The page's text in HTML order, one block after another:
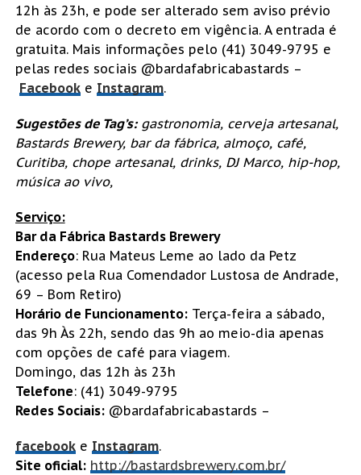
12h às 23h, e pode ser alterado sem aviso prévio
de acordo com o decreto em vigência. A entrada é
gratuita. Mais informações pelo (41) 3049-9795 e
pelas redes sociais @bardafabricabastards –
Facebooke Instagram.
Sugestões de Tag’s:gastronomia, cerveja artesanal,
Bastards Brewery, bar da fábrica, almoço, café,
Curitiba, chope artesanal, drinks, DJ Marco, hip-hop,
música ao vivo,
Serviço:
Bar da Fábrica Bastards Brewery
Endereço: Rua Mateus Leme ao lado da Petz
(acesso pela Rua Comendador Lustosa de Andrade,
69 – Bom Retiro)
Horário de Funcionamento:Terça-feira a sábado,
das 9h Às 22h, sendo das 9h ao meio-dia apenas
com opções de café para viagem.
Domingo, das 12h às 23h
Telefone: (41) 3049-9795
Redes Sociais:@bardafabricabastards –
facebooke Instagram.
Site oficial: http://bastardsbrewery.com.br/